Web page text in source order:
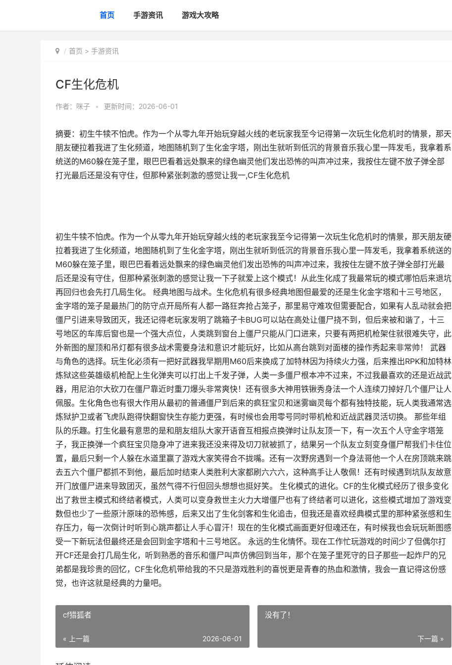
首页 手游资讯 游戏大攻略
首页 > 手游资讯
CF生化危机
作者： 咪子 • 更新时间：2026-06-01
摘要：初生牛犊不怕虎。作为一个从零九年开始玩穿越火线的老玩家我至今记得第一次玩生化危机时的情景，那天
朋友硬拉着我进了生化频道，地图随机到了生化金字塔，刚出生就听到低沉的背景音乐我心里一阵发毛，我拿着系
统送的M60躲在笼子里，眼巴巴看着远处飘来的绿色幽灵他们发出恐怖的叫声冲过来，我按住左键不放子弹全部
打光最后还是没有守住，但那种紧张刺激的感觉让我一,CF生化危机
初生牛犊不怕虎。作为一个从零九年开始玩穿越火线的老玩家我至今记得第一次玩生化危机时的情景，那天朋友硬
拉着我进了生化频道，地图随机到了生化金字塔，刚出生就听到低沉的背景音乐我心里一阵发毛，我拿着系统送的
M60躲在笼子里，眼巴巴看着远处飘来的绿色幽灵他们发出恐怖的叫声冲过来，我按住左键不放子弹全部打光最
后还是没有守住，但那种紧张刺激的感觉让我一下子就爱上这个模式！从此生化成了我最常玩的模式哪怕后来退坑
再回归也会先打几局生化。 经典地图与战术。生化危机有很多经典地图但最爱的还是生化金字塔和十三号地区，
金字塔的笼子是最热门的防守点开局所有人都一路狂奔抢占笼子，那里易守难攻但需要配合，如果有人乱动就会把
僵尸引进来导致团灭，我还记得老玩家发明了跳箱子卡BUG可以站在高处让僵尸挠不到，但后来被和谐了，十三
号地区的车库后窗也是一个强大点位，人类跳到窗台上僵尸只能从门口进来，只要有两把机枪架住就很难失守，此
外新图的屋顶和吊灯都有很多战术需要身法和意识才能玩好，比如从高台跳到对面楼的操作秀起来非常帅！ 武器
与角色的选择。玩生化必须有一把好武器我早期用M60后来换成了加特林因为持续火力强，后来推出RPK和加特林
炼狱这些英雄级机枪配上生化弹夹可以打出上千发子弹，人类一多僵尸根本冲不过来，不过我最喜欢的还是近战武
器，用尼泊尔大砍刀在僵尸靠近时重刀爆头非常爽快！还有很多大神用铁锹秀身法一个人连续刀掉好几个僵尸让人
佩服。生化角色也有很大作用从最初的普通僵尸到后来的疯狂宝贝和迷雾幽灵每个都有独特技能，玩人类我通常选
炼狱护卫或者飞虎队跑得快翻窗快生存能力更强，有时候也会用零号同时带机枪和近战武器灵活切换。 那些年组
队的乐趣。打生化最有意思的是和朋友组队大家开语音互相报点换弹时让队友顶一下，有一次五个人守金字塔笼
子，我正换弹一个疯狂宝贝隐身冲了进来我还没来得及切刀就被抓了，结果另一个队友立刻变身僵尸帮我们卡住位
置，最后只剩一个人躲在水道里赢了游戏大家笑得合不拢嘴。还有一次野房遇到一个身法哥他一个人在房顶跳来跳
去五六个僵尸都抓不到他，最后加时结束人类胜利大家都刷六六六，这种高手让人敬佩！还有时候遇到坑队友故意
开门放僵尸进来导致团灭，虽然气得不行但回头想想也挺好笑。 生化模式的进化。CF的生化模式经历了很多变化
出了救世主模式和终结者模式，人类可以变身救世主火力大增僵尸也有了终结者可以进化，这些模式增加了游戏变
数但也少了一些原汁原味的恐怖感，后来又出了生化剑客和生化追击，但我还是喜欢经典模式里的那种紧张感和生
存压力，每一次倒计时听到心跳声都让人手心冒汗！现在的生化模式画面更好但魂还在，有时候我也会玩玩新图感
受一下新玩法但最终还是会回到金字塔和十三号地区。 永远的生化情怀。现在工作忙玩游戏的时间少了但偶尔打
开CF还是会打几局生化，听到熟悉的音乐和僵尸叫声仿佛回到当年，那个在笼子里死守的日子那些一起炸尸的兄
弟都是我珍贵的回忆，CF生化危机带给我的不只是游戏胜利的喜悦更是青春的热血和激情，我会一直记得这份感
觉，也许这就是经典的力量吧。
cf猎狐者
« 上一篇 2026-06-01
没有了！
下一篇 »